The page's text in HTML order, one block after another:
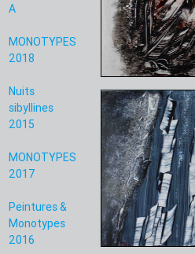
A
MONOTYPES
2018
Nuits
sibyllines
2015
MONOTYPES
2017
Peintures &
Monotypes
2016